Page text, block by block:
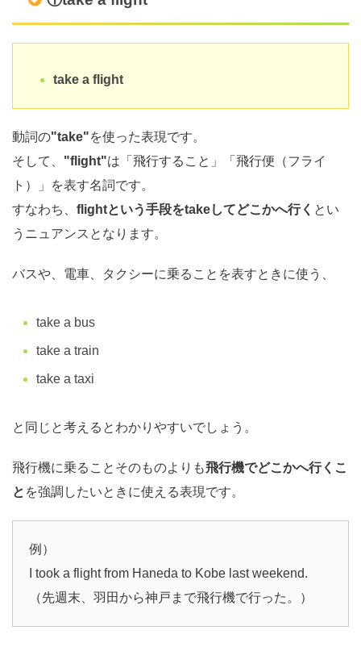
take a flight
動詞の"take"を使った表現です。
そして、 "flight"は「飛行すること」「飛行便（フライ
ト）」を表す名詞です。
すなわち、 flightという手段をtakeしてどこかへ行く とい
うニュアンスとなります。
バスや、電車、タクシーに乗ることを表すときに使う、
take a bus
take a train
take a taxi
と同じと考えるとわかりやすいでしょう。
飛行機に乗ることそのものよりも飛行機でどこかへ行くこ
と を強調したいときに使える表現です。
例）
I took a flight from Haneda to Kobe last weekend.
（先週末、羽田から神戸まで飛行機で行った。）